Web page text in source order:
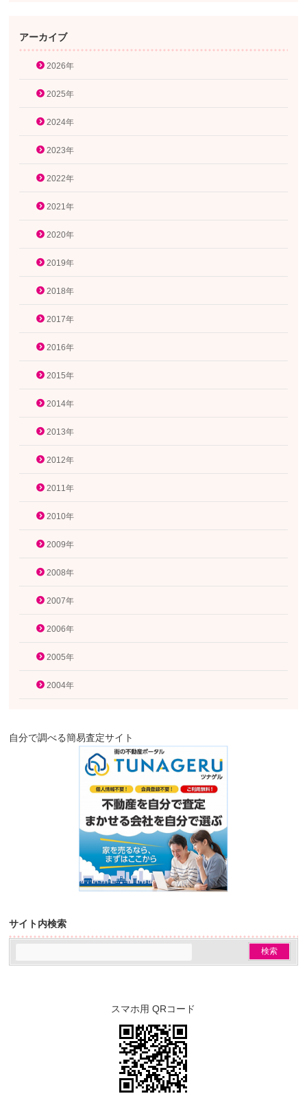
アーカイブ
2026年
2025年
2024年
2023年
2022年
2021年
2020年
2019年
2018年
2017年
2016年
2015年
2014年
2013年
2012年
2011年
2010年
2009年
2008年
2007年
2006年
2005年
2004年
自分で調べる簡易査定サイト
サイト内検索
スマホ用 QRコード